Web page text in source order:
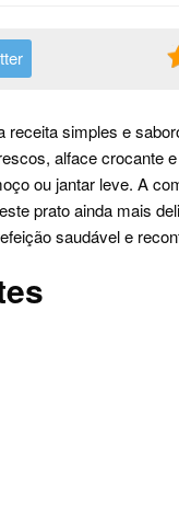
receita simples e
alface crocante
ou jantar leve. A
prato ainda mais
saudável e